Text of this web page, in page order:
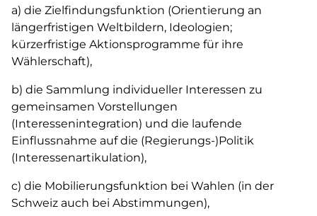
a) die Zielfindungsfunktion (Orientierung an
längerfristigen Weltbildern, Ideologien;
kürzerfristige Aktionsprogramme für ihre
Wählerschaft),
b) die Sammlung individueller Interessen zu
gemeinsamen Vorstellungen
(Interessenintegration) und die laufende
Einflussnahme auf die (Regierungs-)Politik
(Interessenartikulation),
c) die Mobilierungsfunktion bei Wahlen (in der
Schweiz auch bei Abstimmungen),